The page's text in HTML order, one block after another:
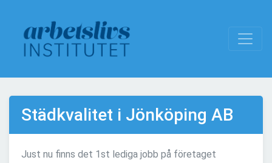
Städkvalitet i Jönköping AB
Just nu finns det 1st lediga jobb på företaget